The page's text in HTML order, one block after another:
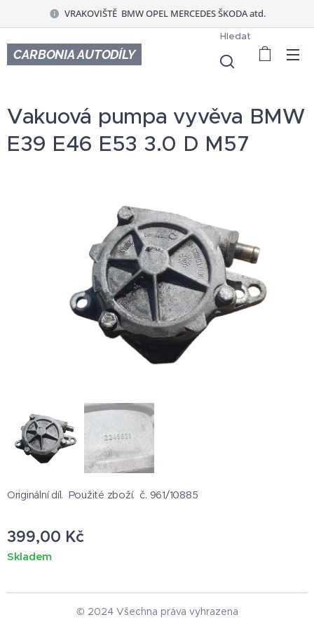
VRAKOVIŠTĚ BMW OPEL MERCEDES ŠKODA atd.
CARBONIA AUTODÍLY
Hledat
Vakuová pumpa vyvěva BMW
E39 E46 E53 3.0 D M57
Originální díl. Použité zboží. č. 961/10885
399,00 Kč
Skladem
© 2024 Všechna práva vyhrazena